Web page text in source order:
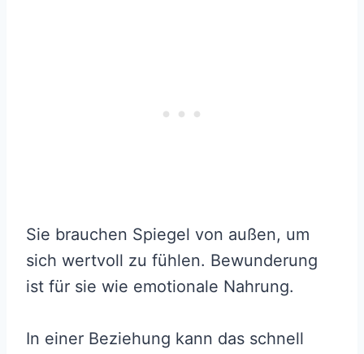
Sie brauchen Spiegel von außen, um
sich wertvoll zu fühlen. Bewunderung
ist für sie wie emotionale Nahrung.
In einer Beziehung kann das schnell